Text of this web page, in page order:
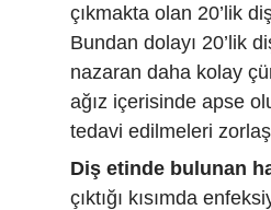
çıkmakta olan 20’lik
Bundan dolayı 20’lik
nazaran daha kolay
ağız içerisinde apse
tedavi edilmeleri
Diş etinde bulunan
çıktığı kısımda